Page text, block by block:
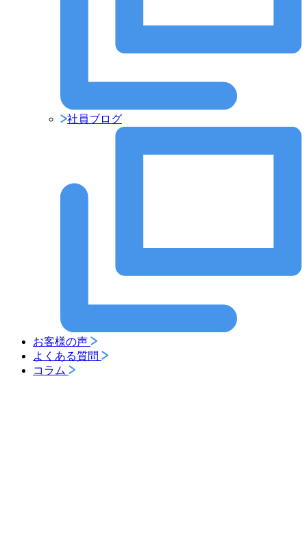
社員ブログ
お客様の声
よくある質問
コラム